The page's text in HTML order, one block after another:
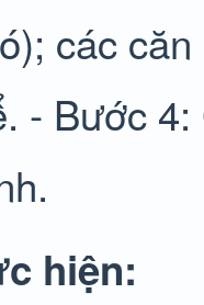
các
- Bước
hiện: